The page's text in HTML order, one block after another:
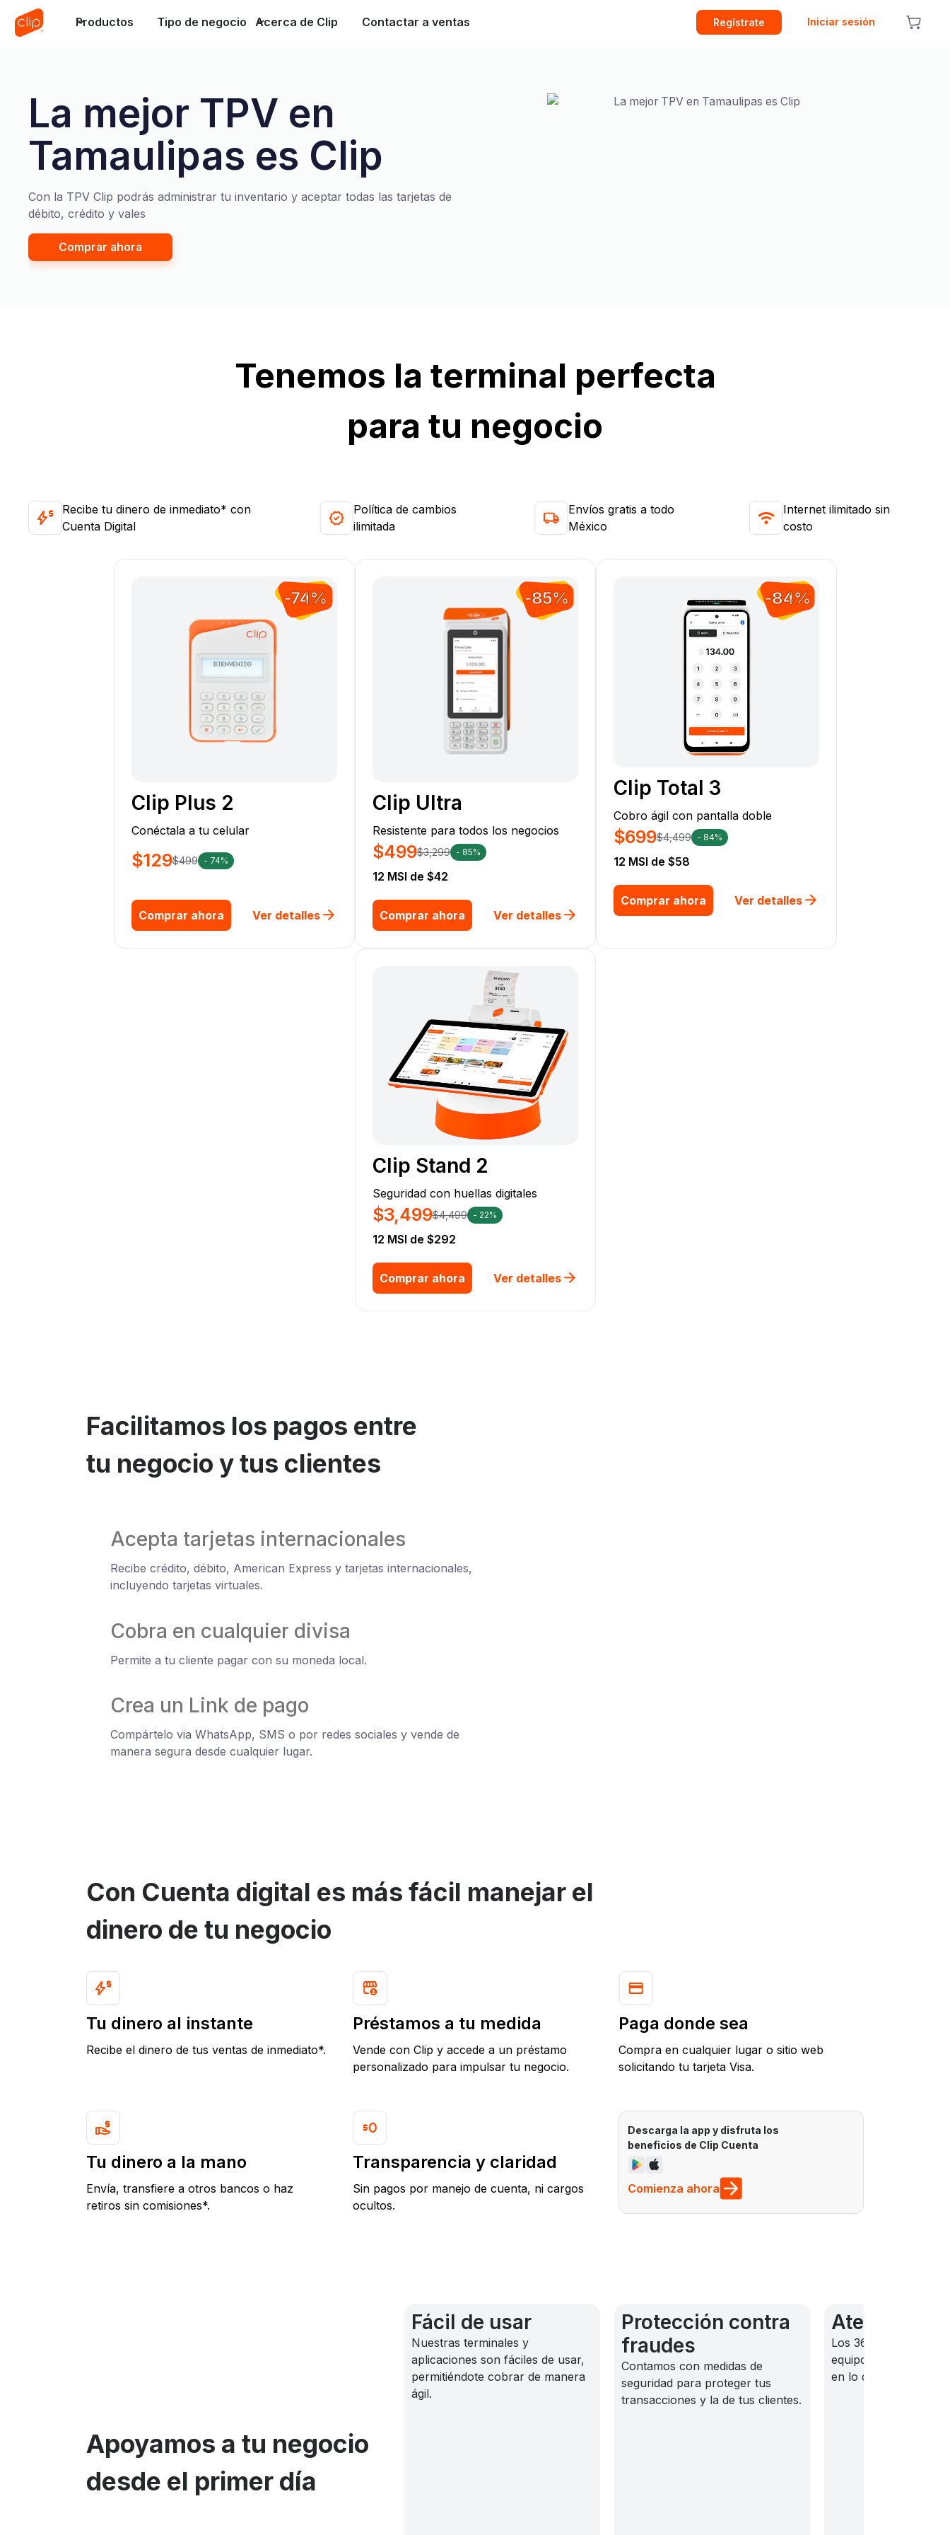
Productos Tipo de negocio Acerca de Clip Contactar a ventas Regístrate Iniciar sesión
La mejor TPV en
Tamaulipas es Clip
Con la TPV Clip podrás administrar tu inventario y aceptar todas las tarjetas de
débito, crédito y vales
Comprar ahora
Tenemos la terminal perfecta
para tu negocio
Recibe tu dinero de inmediato* con
Cuenta Digital
Política de cambios
ilimitada
Envíos gratis a todo
México
Internet ilimitado sin
costo
-74%
Clip Plus 2
Conéctala a tu celular
$129$499 - 74%
Comprar ahora Ver detalles
-85%
Clip Ultra
Resistente para todos los negocios
$499$3,299 - 85%
12 MSI de $42
Comprar ahora Ver detalles
-84%
Clip Total 3
Cobro ágil con pantalla doble
$699$4,499 - 84%
12 MSI de $58
Comprar ahora Ver detalles
Clip Stand 2
Seguridad con huellas digitales
$3,499$4,499 - 22%
12 MSI de $292
Comprar ahora Ver detalles
Facilitamos los pagos entre
tu negocio y tus clientes
Acepta tarjetas internacionales
Recibe crédito, débito, American Express y tarjetas internacionales,
incluyendo tarjetas virtuales.
Cobra en cualquier divisa
Permite a tu cliente pagar con su moneda local.
Crea un Link de pago
Compártelo via WhatsApp, SMS o por redes sociales y vende de
manera segura desde cualquier lugar.
Con Cuenta digital es más fácil manejar el
dinero de tu negocio
Tu dinero al instante
Recibe el dinero de tus ventas de inmediato*.
Préstamos a tu medida
Vende con Clip y accede a un préstamo
personalizado para impulsar tu negocio.
Paga donde sea
Compra en cualquier lugar o sitio web
solicitando tu tarjeta Visa.
Tu dinero a la mano
Envía, transfiere a otros bancos o haz
retiros sin comisiones*.
Transparencia y claridad
Sin pagos por manejo de cuenta, ni cargos
ocultos.
Descarga la app y disfruta los
beneficios de Clip Cuenta
Comienza ahora
Apoyamos a tu negocio
desde el primer día
Fácil de usar
Nuestras terminales y
aplicaciones son fáciles de usar,
permitiéndote cobrar de manera
ágil.
Protección contra
fraudes
Contamos con medidas de
seguridad para proteger tus
transacciones y la de tus clientes.
Atención
Los 365 días del año
equipo disponible
en lo que necesites.